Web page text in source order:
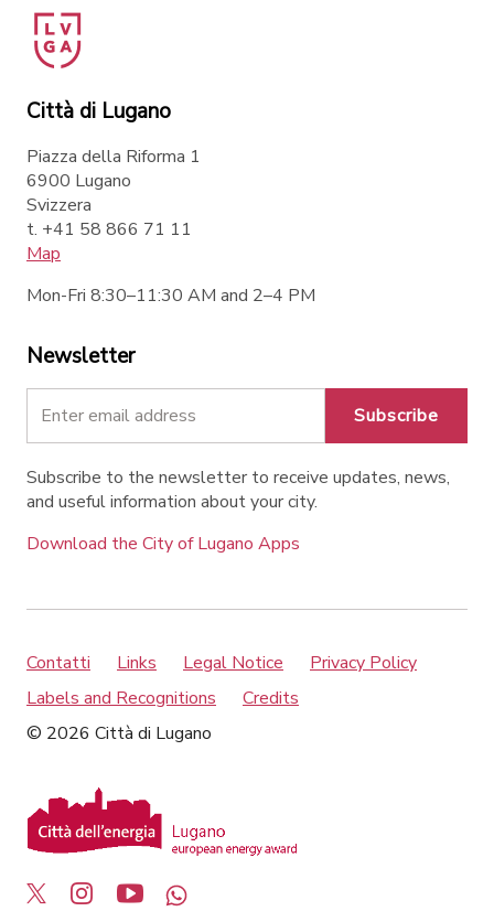
Città di Lugano
Piazza della Riforma 1
6900 Lugano
Svizzera
t. +41 58 866 71 11
Map
Mon-Fri 8:30–11:30 AM and 2–4 PM
Newsletter
Subscribe
Subscribe to the newsletter to receive updates, news,
and useful information about your city.
Download the City of Lugano Apps
Contatti Links Legal Notice
Privacy Policy
Labels and Recognitions
Credits
© 2026 Città di Lugano